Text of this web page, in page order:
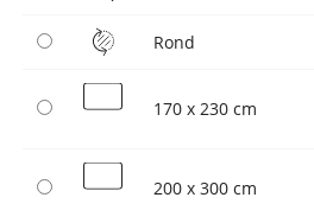
Rond
170 x 230 cm
200 x 300 cm